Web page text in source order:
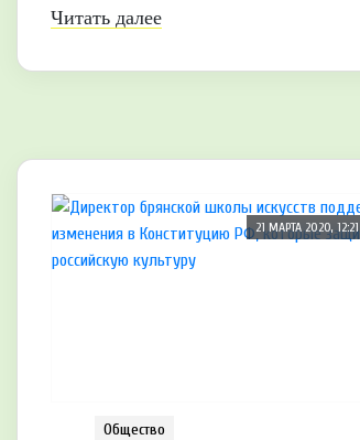
Читать далее
21 МАРТА 2020, 12:21
Общество